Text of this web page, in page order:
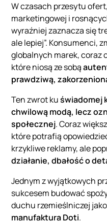
W czasach przesytu
marketingowej i
wyraźniej zaznacza się
ale lepiej”. Konsumenci,
globalnych marek, coraz
które niosą ze sobą
prawdziwą,
Ten zwrot kuświadomej
chwilową modą, lecz
społecznej. Coraz
które potrafią
krzykliwe reklamy, ale
działanie, dbałość o
Jednym z wyjątkowych
sukcesem budować
duchu rzemieślniczej
manufaktura Doti.